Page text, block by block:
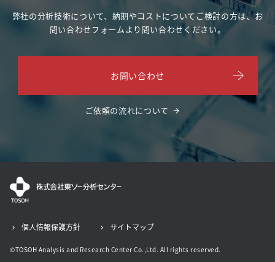
弊社の分析技術について、納期やコストについてご検討の方は、お
問い合わせフォームより問い合わせください。
お問い合わせ
ご依頼の流れについて
個人情報保護方針 サイトマップ
©TOSOH Analysis and Research Center Co.,Ltd. All rights reserved.